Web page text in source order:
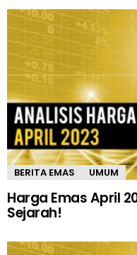
BERITA EMAS UMUM
Harga Emas April
Sejarah!